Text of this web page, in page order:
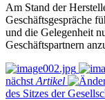
Am Stand der
Geschäftsgespräche
und die Gelegenheit
Geschäftspartnern
nächst Artikel
des Sitzes der